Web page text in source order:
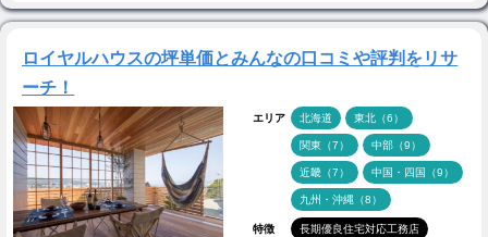
ロイヤルハウスの坪単価とみんなの口コミや評判をリサ
ーチ！
エリア 北海道 東北（6）
関東（7） 中部（9）
近畿（7） 中国・四国（9）
九州・沖縄（8）
特徴 長期優良住宅対応工務店